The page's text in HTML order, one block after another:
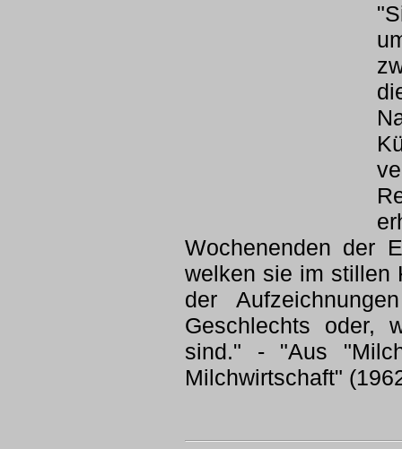
Wochenenden der
welken sie im stillen
der
Geschlechts oder,
sind." - "Aus
Milchwirtschaft"